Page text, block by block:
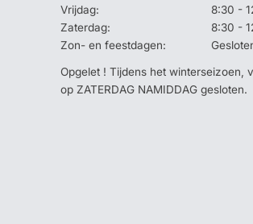
Vrijdag:
8:30 -
Zaterdag:
8:30 -
Zon- en feestdagen:
Opgelet ! Tijdens het winterseizoen,
op ZATERDAG NAMIDDAG gesloten.